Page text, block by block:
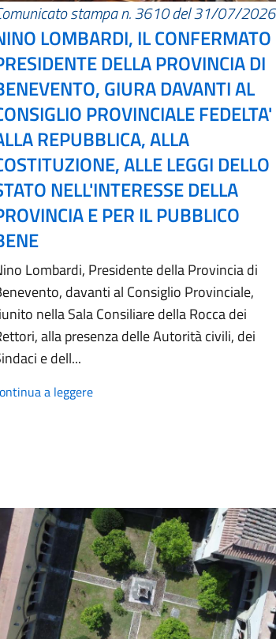
stampa n. 3610 del 31/07/2026
LOMBARDI, IL CONFERMATO
DELLA PROVINCIA DI
GIURA DAVANTI AL
PROVINCIALE FEDELTA'
REPUBBLICA, ALLA
ALLE LEGGI DELLO
NELL'INTERESSE DELLA
E PER IL PUBBLICO
Lombardi, Presidente della Provincia di
davanti al Consiglio Provinciale,
nella Sala Consiliare della Rocca dei
alla presenza delle Autorità civili, dei
e dell...
a leggere